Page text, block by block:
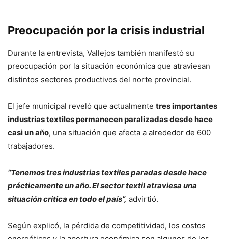
Preocupación por la crisis industrial
Durante la entrevista, Vallejos también manifestó su
preocupación por la situación económica que atraviesan
distintos sectores productivos del norte provincial.
El jefe municipal reveló que actualmente tres importantes
industrias textiles permanecen paralizadas desde hace
casi un año, una situación que afecta a alrededor de 600
trabajadores.
“Tenemos tres industrias textiles paradas desde hace
prácticamente un año. El sector textil atraviesa una
situación crítica en todo el país”, advirtió.
Según explicó, la pérdida de competitividad, los costos